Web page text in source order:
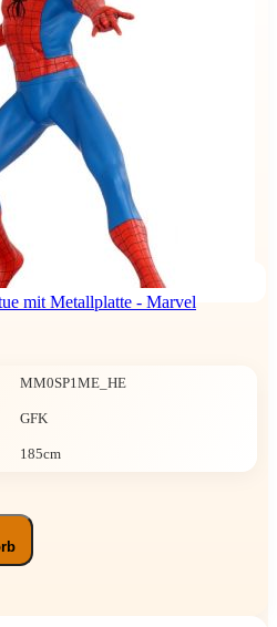
mit Metallplatte - Marvel
MM0SP1ME_HE
GFK
185cm